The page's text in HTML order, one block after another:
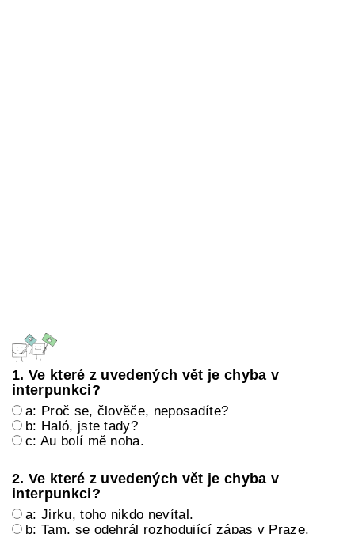
1. Ve které z uvedených vět je chyba v
interpunkci?
a: Proč se, člověče, neposadíte?
b: Haló, jste tady?
c: Au bolí mě noha.
2. Ve které z uvedených vět je chyba v
interpunkci?
a: Jirku, toho nikdo nevítal.
b: Tam, se odehrál rozhodující zápas v Praze.